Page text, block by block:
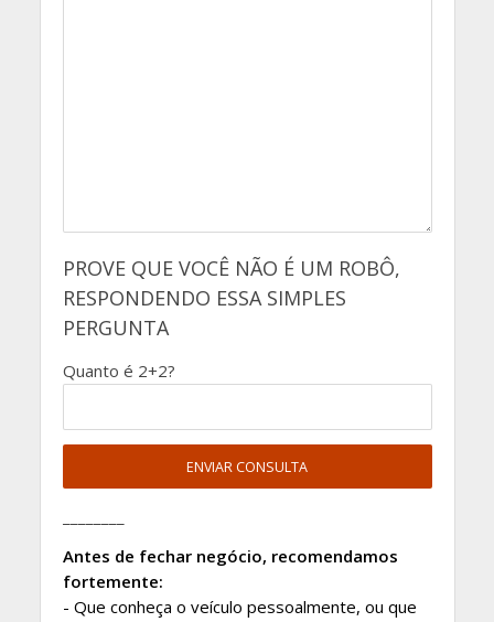
PROVE QUE VOCÊ NÃO É UM ROBÔ,
RESPONDENDO ESSA SIMPLES
PERGUNTA
Quanto é 2+2?
Antes de fechar negócio, recomendamos
fortemente:
- Que conheça o veículo pessoalmente, ou que